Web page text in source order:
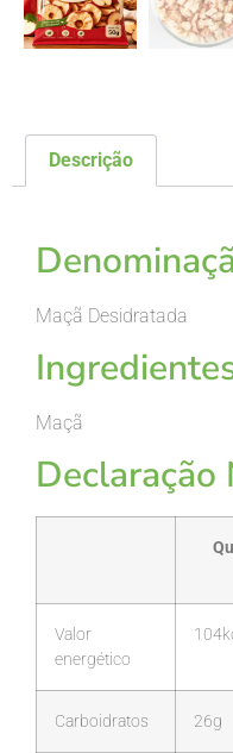
Descrição
Maçã Desidratada
Maçã
Valor
energético
Carboidratos 26g